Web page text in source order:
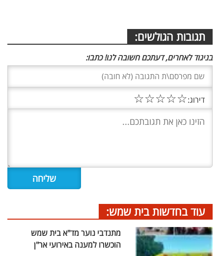
תגובות הגולשים:
בניגוד לאחרים, דעתכם חשובה לנו! כתבו:
דירוג:☆
☆
☆
☆
☆
עוד בחדשות בית שמש:
מתנדבי נוער מד"א בית שמש
הוכשרו למענה באירועי אר"ן